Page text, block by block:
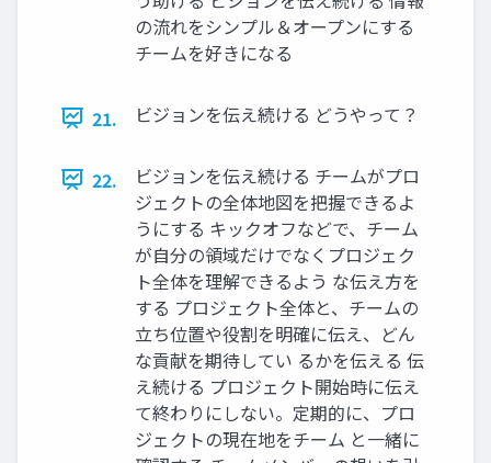
の流れをシンプル＆オープンにする
チームを好きになる
21. ビジョンを伝え続ける どうやって？
22.
ビジョンを伝え続ける チームがプロ
ジェクトの全体地図を把握できるよ
うにする キックオフなどで、チーム
が自分の領域だけでなくプロジェク
ト全体を理解できるよう な伝え方を
する プロジェクト全体と、チームの
立ち位置や役割を明確に伝え、どん
な貢献を期待してい るかを伝える 伝
え続ける プロジェクト開始時に伝え
て終わりにしない。定期的に、プロ
ジェクトの現在地をチーム と一緒に